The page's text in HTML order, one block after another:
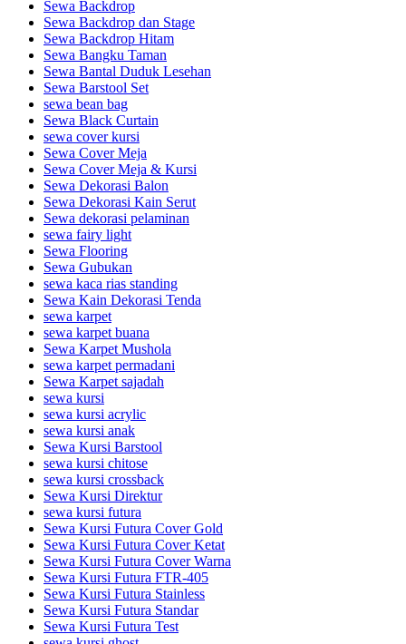
Sewa Backdrop
Sewa Backdrop dan Stage
Sewa Backdrop Hitam
Sewa Bangku Taman
Sewa Bantal Duduk Lesehan
Sewa Barstool Set
sewa bean bag
Sewa Black Curtain
sewa cover kursi
Sewa Cover Meja
Sewa Cover Meja & Kursi
Sewa Dekorasi Balon
Sewa Dekorasi Kain Serut
Sewa dekorasi pelaminan
sewa fairy light
Sewa Flooring
Sewa Gubukan
sewa kaca rias standing
Sewa Kain Dekorasi Tenda
sewa karpet
sewa karpet buana
Sewa Karpet Mushola
sewa karpet permadani
Sewa Karpet sajadah
sewa kursi
sewa kursi acrylic
sewa kursi anak
Sewa Kursi Barstool
sewa kursi chitose
sewa kursi crossback
Sewa Kursi Direktur
sewa kursi futura
Sewa Kursi Futura Cover Gold
Sewa Kursi Futura Cover Ketat
Sewa Kursi Futura Cover Warna
Sewa Kursi Futura FTR-405
Sewa Kursi Futura Stainless
Sewa Kursi Futura Standar
Sewa Kursi Futura Test